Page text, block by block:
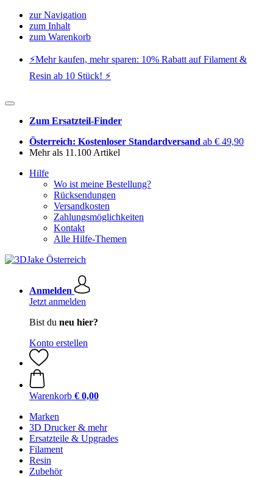
zur Navigation
zum Inhalt
zum Warenkorb
⚡️Mehr kaufen, mehr sparen: 10% Rabatt auf Filament &
Resin ab 10 Stück! ⚡️
Zum Ersatzteil-Finder
Österreich: Kostenloser Standardversand ab € 49,90
Mehr als 11.100 Artikel
Hilfe
Wo ist meine Bestellung?
Rücksendungen
Versandkosten
Zahlungsmöglichkeiten
Kontakt
Alle Hilfe-Themen
Anmelden
Jetzt anmelden
Bist du neu hier?
Konto erstellen
Warenkorb € 0,00
Marken
3D Drucker & mehr
Ersatzteile & Upgrades
Filament
Resin
Zubehör